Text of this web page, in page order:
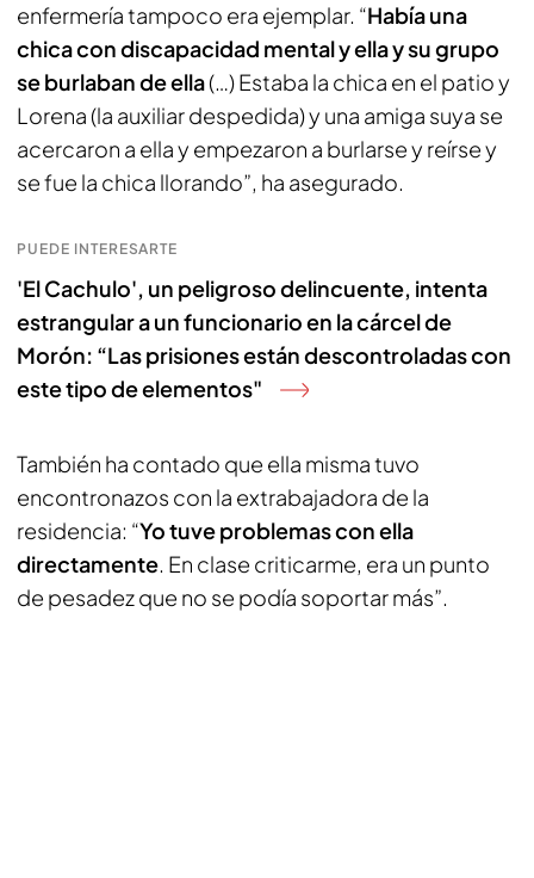
enfermería tampoco era ejemplar. “Había una
chica con discapacidad mental y ella y su grupo
se burlaban de ella(…) Estaba la chica en el patio y
Lorena (la auxiliar despedida) y una amiga suya se
acercaron a ella y empezaron a burlarse y reírse y
se fue la chica llorando”, ha asegurado.
PUEDE INTERESARTE
'El Cachulo', un peligroso delincuente, intenta
estrangular a un funcionario en la cárcel de
Morón: “Las prisiones están descontroladas con
este tipo de elementos"
También ha contado que ella misma tuvo
encontronazos con la extrabajadora de la
residencia: “Yo tuve problemas con ella
directamente. En clase criticarme, era un punto
de pesadez que no se podía soportar más”.